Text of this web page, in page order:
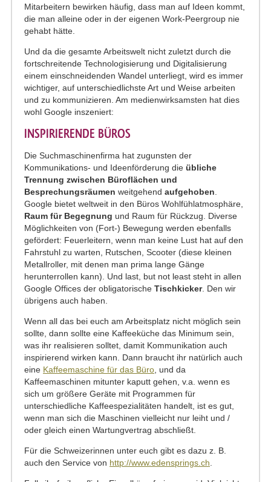
Mitarbeitern bewirken häufig, dass man auf Ideen kommt,
die man alleine oder in der eigenen Work-Peergroup nie
gehabt hätte.
Und da die gesamte Arbeitswelt nicht zuletzt durch die
fortschreitende Technologisierung und Digitalisierung
einem einschneidenden Wandel unterliegt, wird es immer
wichtiger, auf unterschiedlichste Art und Weise arbeiten
und zu kommunizieren. Am medienwirksamsten hat dies
wohl Google inszeniert:
INSPIRIERENDE BÜROS
Die Suchmaschinenfirma hat zugunsten der
Kommunikations- und Ideenförderung die übliche
Trennung zwischen Büroflächen und
Besprechungsräumen weitgehend aufgehoben
Google bietet weltweit in den Büros Wohlfühlatmosphäre,
Raum für Begegnung und Raum für Rückzug. Diverse
Möglichkeiten von (Fort-) Bewegung werden ebenfalls
gefördert: Feuerleitern, wenn man keine Lust hat auf den
Fahrstuhl zu warten, Rutschen, Scooter (diese kleinen
Metallroller, mit denen man prima lange Gänge
herunterrollen kann). Und last, but not least steht in allen
Google Offices der obligatorische Tischkicker. Den wir
übrigens auch haben.
Wenn all das bei euch am Arbeitsplatz nicht möglich sein
sollte, dann sollte eine Kaffeeküche das Minimum sein,
was ihr realisieren solltet, damit Kommunikation auch
inspirierend wirken kann. Dann braucht ihr natürlich auch
eine Kaffeemaschine für das Büro , und da
Kaffeemaschinen mitunter kaputt gehen, v.a. wenn es
sich um größere Geräte mit Programmen für
unterschiedliche Kaffeespezialitäten handelt, ist es gut,
wenn man sich die Maschinen vielleicht nur leiht und /
oder gleich einen Wartungvertrag abschließt.
Für die Schweizerinnen unter euch gibt es dazu z. B.
auch den Service von http://www.edensprings.ch